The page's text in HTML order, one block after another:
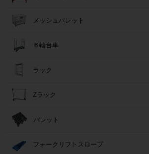
メッシュパレット
６輪台車
ラック
Zラック
パレット
フォークリフトスロープ